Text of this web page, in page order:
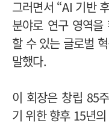
그러면서 “AI 기반
분야로 연구 영역
할 수 있는 글로벌
말했다.
이 회장은 창립 85
기 위한 향후 15년